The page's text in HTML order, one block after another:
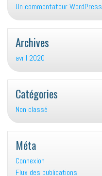
Un commentateur WordPress
Archives
avril 2020
Catégories
Non classé
Méta
Connexion
Flux des publications